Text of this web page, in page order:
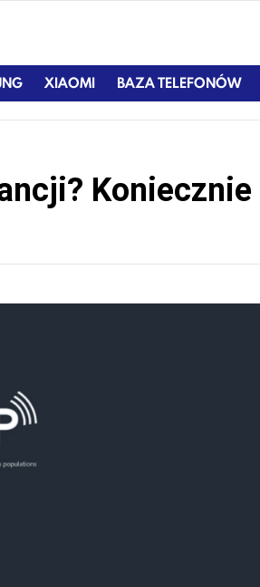
XIAOMI BAZA TELEFONÓW
Koniecznie